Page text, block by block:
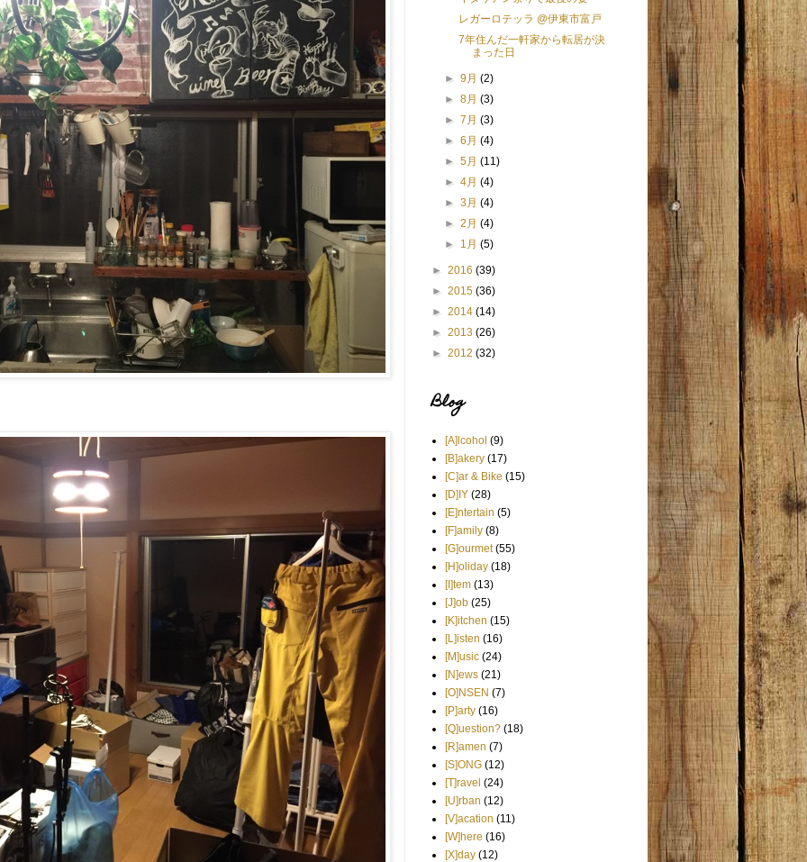
レガーロテッラ @伊東市富戸
7年住んだ一軒家から転居が決
まった日
►9月(2)
►8月(3)
►7月(3)
►6月(4)
►5月(11)
►4月(4)
►3月(4)
►2月(4)
► 1月(5)
► 2016 (39)
► 2015 (36)
► 2014 (14)
► 2013 (26)
► 2012 (32)
Blog
[A]lcohol (9)
[B]akery (17)
[C]ar & Bike (15)
[D]IY (28)
[E]ntertain (5)
[F]amily (8)
[G]ourmet (55)
[H]oliday (18)
[I]tem (13)
[J]ob (25)
[K]itchen (15)
[L]isten (16)
[M]usic (24)
[N]ews (21)
[O]NSEN (7)
[P]arty (16)
[Q]uestion? (18)
[R]amen (7)
[S]ONG (12)
[T]ravel (24)
[U]rban (12)
[V]acation (11)
[W]here (16)
[X]day (12)